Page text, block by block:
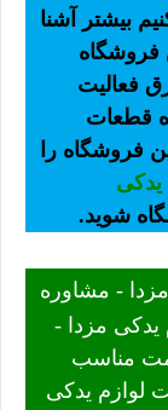
بیشتر آشنا
فروشگاه
فعالیت
قطعات
فروشگاه را
یدکی
شوید.
- مشاوره
یدکی مزدا -
مناسب
لوازم یدکی